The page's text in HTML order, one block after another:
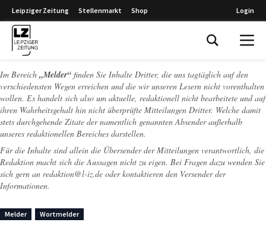
Leipziger Zeitung Stellenmarkt Shop Login
Im Bereich „Melder“ finden Sie Inhalte Dritter, die uns tagtäglich auf den
verschiedensten Wegen erreichen und die wir unseren Lesern nicht vorenthalten
wollen. Es handelt sich also um aktuelle, redaktionell nicht bearbeitete und auf
ihren Wahrheitsgehalt hin nicht überprüfte Mitteilungen Dritter. Welche damit
stets durchgehende Zitate der namentlich genannten Absender außerhalb
unseres redaktionellen Bereiches darstellen.
Für die Inhalte sind allein die Übersender der Mitteilungen verantwortlich, die
Redaktion macht sich die Aussagen nicht zu eigen. Bei Fragen dazu wenden Sie
sich gern an redaktion@l-iz.de oder kontaktieren den Versender der
Informationen.
Melder Wortmelder